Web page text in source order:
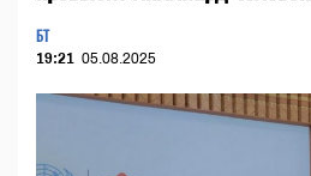
БТ
19:21 05.08.2025